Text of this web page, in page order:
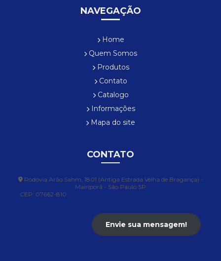
NAVEGAÇÃO
Home
Quem Somos
Produtos
Contato
Catalogo
Informações
Mapa do site
CONTATO
Rodovia Arão Sahm, 1801 (Antiga Estrada Velha de Bragança) -
Mairiporã - São Paulo SP
CEP: 07662-810
Envie sua mensagem!